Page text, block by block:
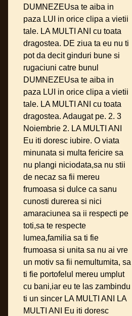
DUMNEZEUsa te aiba in
paza LUI in orice clipa a vietii
tale. LA MULTI ANI cu toata
dragostea. DE ziua ta eu nu ti
pot da decit ginduri bune si
rugaciuni catre bunul
DUMNEZEUsa te aiba in
paza LUI in orice clipa a vietii
tale. LA MULTI ANI cu toata
dragostea. Adaugat pe. 2. 3
Noiembrie 2. LA MULTI ANI
Eu iti doresc iubire. O viata
minunata si multa fericire sa
nu plangi niciodata,sa nu stii
de necaz sa fii mereu
frumoasa si dulce ca sanu
cunosti durerea si nici
amaraciunea sa ii respecti pe
toti,sa te respecte
lumea,familia sa ti fie
frumoasa si unita sa nu ai vre
un motiv sa fii nemultumita, sa
ti fie portofelul mereu umplut
cu bani,iar eu te las zambindu
ti un sincer LA MULTI ANI LA
MULTI ANI Eu iti doresc